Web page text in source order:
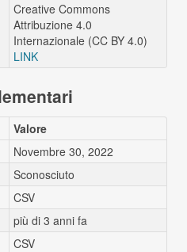
Creative Commons
Attribuzione 4.0
Internazionale (CC BY 4.0)
LINK
Valore
Novembre 30, 2022
Sconosciuto
CSV
più di 3 anni fa
CSV